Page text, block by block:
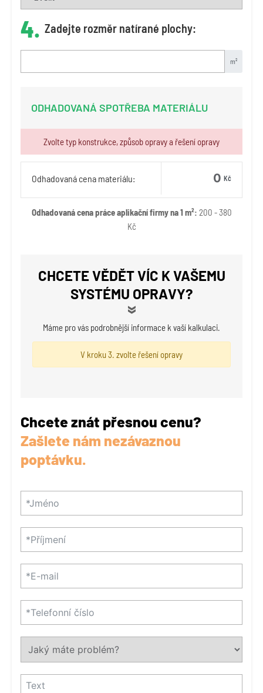
4. Zadejte rozměr natírané plochy:
m²
ODHADOVANÁ SPOTŘEBA MATERIÁLU
Zvolte typ konstrukce, způsob opravy a řešení opravy
Odhadovaná cena materiálu: Kč
Odhadovaná cena práce aplikační firmy na 1 m²: 200 - 380
Kč
CHCETE VĚDĚT VÍC K VAŠEMU
SYSTÉMU OPRAVY?
Máme pro vás podrobnější informace k vaší kalkulaci.
V kroku 3. zvolte řešení opravy
Chcete znát přesnou cenu?
Zašlete nám nezávaznou
poptávku.